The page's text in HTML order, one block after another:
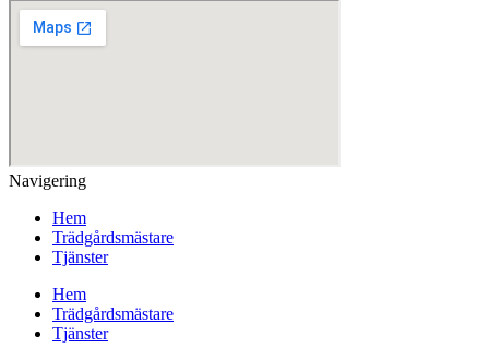
Navigering
Hem
Trädgårdsmästare
Tjänster
Hem
Trädgårdsmästare
Tjänster